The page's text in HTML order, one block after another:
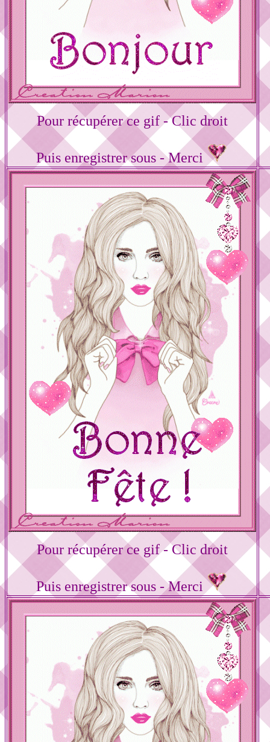
Pour récupérer ce gif - Clic droit
Puis enregistrer sous - Merci
Pour récupérer ce gif - Clic droit
Puis enregistrer sous - Merci